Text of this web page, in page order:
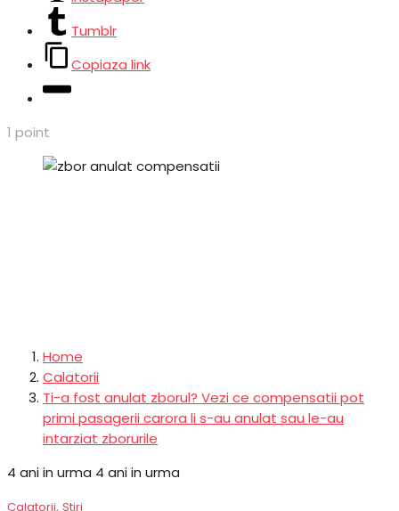
Tumblr
Copiaza link
1 point
Home
Calatorii
Ti-a fost anulat zborul? Vezi ce compensatii pot
primi pasagerii carora li s-au anulat sau le-au
intarziat zborurile
4 ani in urma 4 ani in urma
Calatorii, Stiri